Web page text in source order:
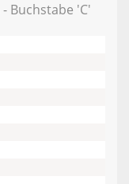
- Buchstabe 'C'